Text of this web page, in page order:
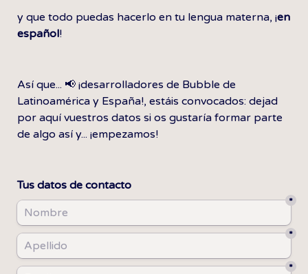
y que todo puedas hacerlo en tu lengua materna, ¡en
español!
Así que... 📢 ¡desarrolladores de Bubble de
Latinoamérica y España!, estáis convocados: dejad
por aquí vuestros datos si os gustaría formar parte
de algo así y... ¡empezamos!
Tus datos de contacto
*
*
*